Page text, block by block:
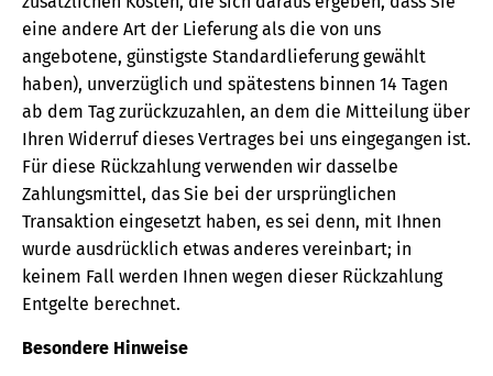
eine andere Art der Lieferung als die von uns
angebotene, günstigste Standardlieferung gewählt
haben), unverzüglich und spätestens binnen 14 Tagen
ab dem Tag zurückzuzahlen, an dem die Mitteilung über
Ihren Widerruf dieses Vertrages bei uns eingegangen ist.
Für diese Rückzahlung verwenden wir dasselbe
Zahlungsmittel, das Sie bei der ursprünglichen
Transaktion eingesetzt haben, es sei denn, mit Ihnen
wurde ausdrücklich etwas anderes vereinbart; in
keinem Fall werden Ihnen wegen dieser Rückzahlung
Entgelte berechnet.
Besondere Hinweise